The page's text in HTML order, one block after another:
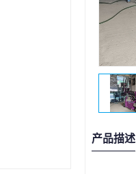
产品描述